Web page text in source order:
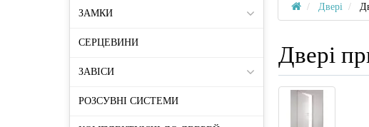
ЗАМКИ
СЕРЦЕВИНИ
ЗАВІСИ
РОЗСУВНІ СИСТЕМИ
Двері
Двері